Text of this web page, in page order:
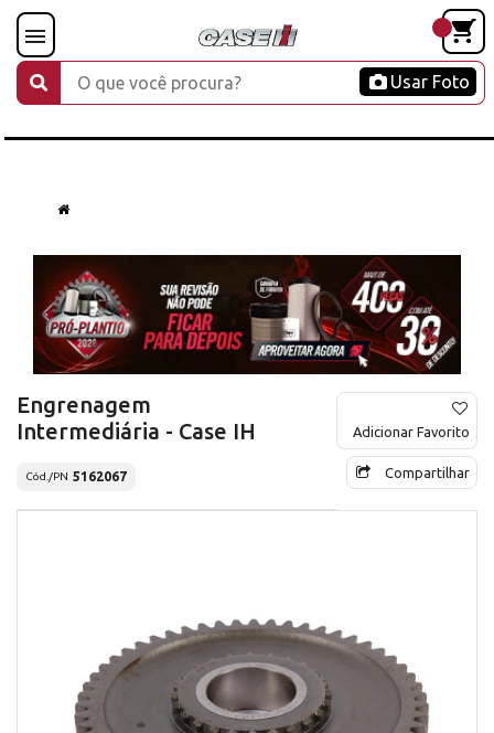
Usar Foto
Engrenagem
Intermediária - Case IH
Cód./PN 5162067
Adicionar Favorito
Compartilhar